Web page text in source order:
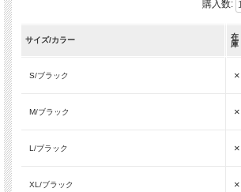
購入数:
サイズ/カラー
在
庫
S/ブラック ×
M/ブラック ×
L/ブラック ×
XL/ブラック ×